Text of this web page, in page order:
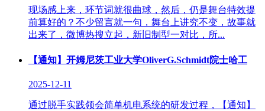
现场感上来，环节词就很曲球，然后，仍是舞台特效提
前算好的？不少留言就一句，舞台上讲究不变，故事就
出来了，微博热搜立起，新旧制型一对比，所...
【通知】开姆尼茨工业大学OliverG.Schmidt院士哈工
2025-12-11
通过脱手实践领会简单机电系统的研发过程，【通知】